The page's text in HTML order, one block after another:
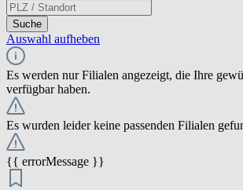
Suche
Auswahl aufheben
Es werden nur Filialen angezeigt, die Ihre
verfügbar haben.
Es wurden leider keine passenden Filialen
{{ errorMessage }}